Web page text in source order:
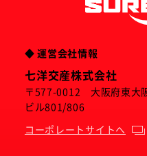
◆ 運営会社情報
七洋交産株式会社
〒577-0012 大阪府東大
ビル801/806
コーポレートサイトへ